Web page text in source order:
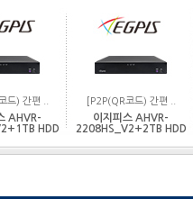
드) 간편 ..
AHVR-
HDD
[P2P(QR코드) 간편 ..
이지피스 AHVR-
2208HS_V2+2TB HDD